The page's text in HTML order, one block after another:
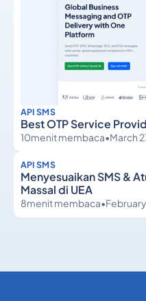
API SMS
Best OTP Service
10menit membaca•March
API SMS
Menyesuaikan SMS &
Massal di UEA
8menit membaca•